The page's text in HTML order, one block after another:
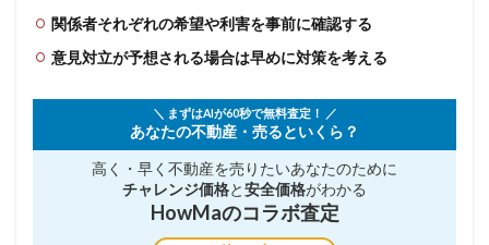
関係者それぞれの希望や利害を事前に確認する
意見対立が予想される場合は早めに対策を考える
＼ まずはAIが60秒で無料査定！ ／
あなたの不動産・売るといくら？
高く・早く不動産を売りたいあなたのために
チャレンジ価格と安全価格がわかる
HowMaのコラボ査定